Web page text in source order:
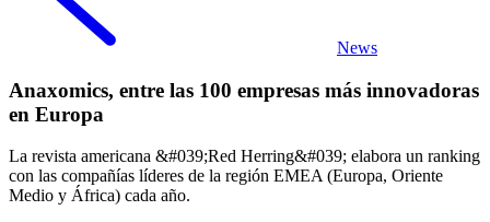
News
Anaxomics, entre las 100 empresas más innovadoras
en Europa
La revista americana &#039;Red Herring&#039; elabora un ranking
con las compañías líderes de la región EMEA (Europa, Oriente
Medio y África) cada año.